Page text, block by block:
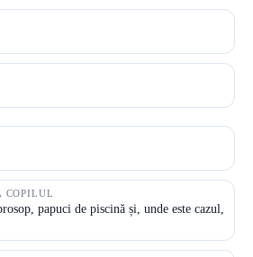
COPILUL
papuci de piscină și, unde este cazul,